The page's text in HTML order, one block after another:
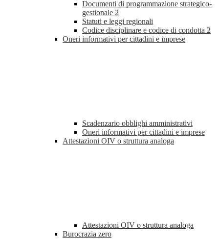
Documenti di programmazione strategico-
gestionale 2
Statuti e leggi regionali
Codice disciplinare e codice di condotta 2
Oneri informativi per cittadini e imprese
Scadenzario obblighi amministrativi
Oneri informativi per cittadini e imprese
Attestazioni OIV o struttura analoga
Attestazioni OIV o struttura analoga
Burocrazia zero